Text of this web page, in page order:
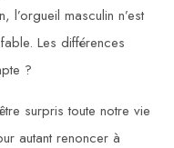
l’orgueil masculin n’est
Les différences
?
surpris toute notre vie
autant renoncer à